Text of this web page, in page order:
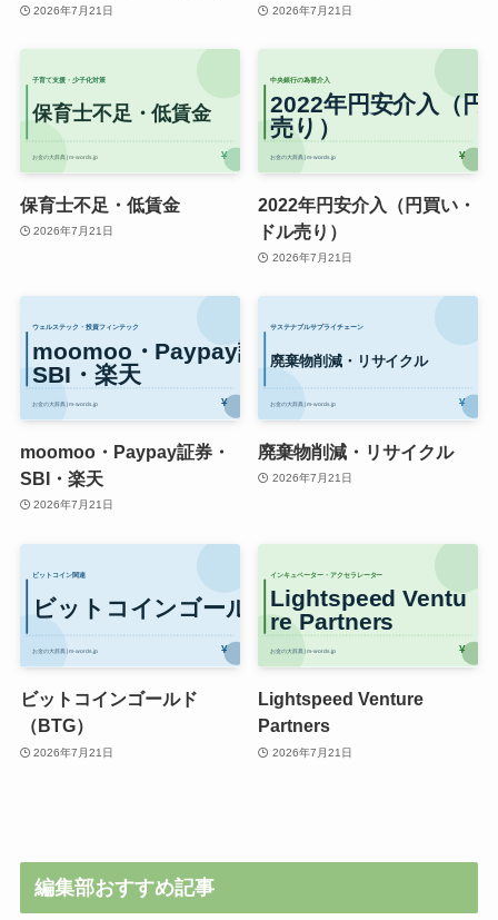
2026年7月21日 2026年7月21日
保育士不足・低賃金
2026年7月21日
2022年円安介入（円買い・
ドル売り）
2026年7月21日
moomoo・Paypay証券・
SBI・楽天
2026年7月21日
廃棄物削減・リサイクル
2026年7月21日
ビットコインゴールド
（BTG）
2026年7月21日
Lightspeed Venture
Partners
2026年7月21日
編集部おすすめ記事